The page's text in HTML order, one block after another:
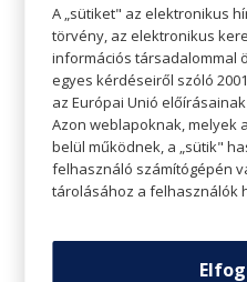
Másik fontos kisebb
krémek, állandó
hasmenés/hashajtó
A „sütiket" az elektronikus
törvény, az elektronikus
információs társadalommal
egyes kérdéseiről szóló
az Európai Unió
Azon weblapoknak, melyek
belül működnek, a „sütik"
felhasználó számítógépén
tárolásához a felhasználók